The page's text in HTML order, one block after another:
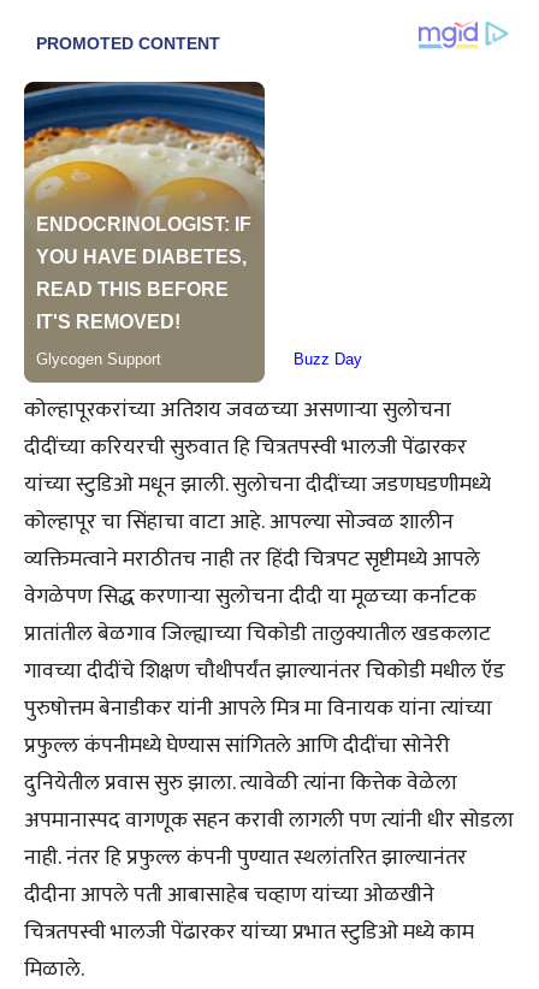
कोल्हापूरकरांच्या अतिशय जवळच्या असणाऱ्या सुलोचना
दीदींच्या करियरची सुरुवात हि चित्रतपस्वी भालजी पेंढारकर
यांच्या स्टुडिओ मधून झाली. सुलोचना दीदींच्या जडणघडणीमध्ये
कोल्हापूर चा सिंहाचा वाटा आहे. आपल्या सोज्वळ शालीन
व्यक्तिमत्वाने मराठीतच नाही तर हिंदी चित्रपट सृष्टीमध्ये आपले
वेगळेपण सिद्ध करणाऱ्या सुलोचना दीदी या मूळच्या कर्नाटक
प्रातांतील बेळगाव जिल्ह्याच्या चिकोडी तालुक्यातील खडकलाट
गावच्या दीदींचे शिक्षण चौथीपर्यंत झाल्यानंतर चिकोडी मधील ऍड
पुरुषोत्तम बेनाडीकर यांनी आपले मित्र मा विनायक यांना त्यांच्या
प्रफुल्ल कंपनीमध्ये घेण्यास सांगितले आणि दीदींचा सोनेरी
दुनियेतील प्रवास सुरु झाला. त्यावेळी त्यांना कित्तेक वेळेला
अपमानास्पद वागणूक सहन करावी लागली पण त्यांनी धीर सोडला
नाही. नंतर हि प्रफुल्ल कंपनी पुण्यात स्थलांतरित झाल्यानंतर
दीदीना आपले पती आबासाहेब चव्हाण यांच्या ओळखीने
चित्रतपस्वी भालजी पेंढारकर यांच्या प्रभात स्टुडिओ मध्ये काम
मिळाले.